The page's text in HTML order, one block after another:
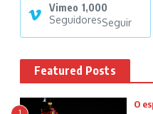
Vimeo 1,000
SeguidoresSeguir
Featured Posts
O